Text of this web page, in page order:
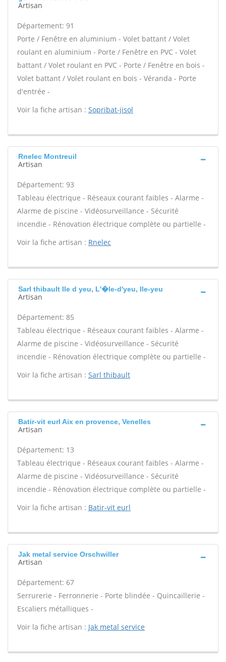
Artisan
Département: 91
Porte / Fenêtre en aluminium - Volet battant / Volet
roulant en aluminium - Porte / Fenêtre en PVC - Volet
battant / Volet roulant en PVC - Porte / Fenêtre en bois -
Volet battant / Volet roulant en bois - Véranda - Porte
d'entrée -
Voir la fiche artisan : Sopribat-jisol
Rnelec Montreuil
Artisan
Département: 93
Tableau électrique - Réseaux courant faibles - Alarme -
Alarme de piscine - Vidéosurveillance - Sécurité
incendie - Rénovation électrique complète ou partielle -
Voir la fiche artisan : Rnelec
Sarl thibault Ile d yeu, L'�le-d'yeu, Ile-yeu
Artisan
Département: 85
Tableau électrique - Réseaux courant faibles - Alarme -
Alarme de piscine - Vidéosurveillance - Sécurité
incendie - Rénovation électrique complète ou partielle -
Voir la fiche artisan : Sarl thibault
Batir-vit eurl Aix en provence, Venelles
Artisan
Département: 13
Tableau électrique - Réseaux courant faibles - Alarme -
Alarme de piscine - Vidéosurveillance - Sécurité
incendie - Rénovation électrique complète ou partielle -
Voir la fiche artisan : Batir-vit eurl
Jak metal service Orschwiller
Artisan
Département: 67
Serrurerie - Ferronnerie - Porte blindée - Quincaillerie -
Escaliers métalliques -
Voir la fiche artisan : Jak metal service